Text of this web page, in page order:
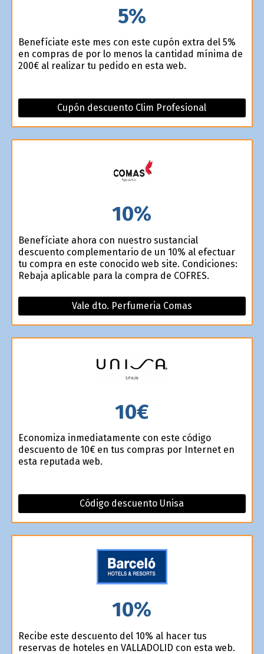
5%
Benefíciate este mes con este cupón extra del 5%
en compras de por lo menos la cantidad mínima de
200€ al realizar tu pedido en esta web.
Cupón descuento Clim Profesional
10%
Benefíciate ahora con nuestro sustancial
descuento complementario de un 10% al efectuar
tu compra en este conocido web site. Condiciones:
Rebaja aplicable para la compra de COFRES.
Vale dto. Perfumeria Comas
10€
Economiza inmediatamente con este código
descuento de 10€ en tus compras por Internet en
esta reputada web.
Código descuento Unisa
10%
Recibe este descuento del 10% al hacer tus
reservas de hoteles en VALLADOLID con esta web.